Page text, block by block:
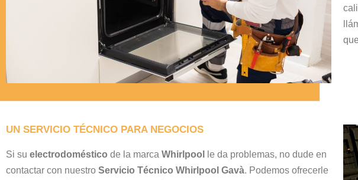
UN SERVICIO TÉCNICO PARA NEGOCIOS
Si su electrodoméstico de la marca Whirlpool
le da problemas, no dude en
contactar con nuestro Servicio Técnico Whirlpool Gavà. Podemos ofrecerle